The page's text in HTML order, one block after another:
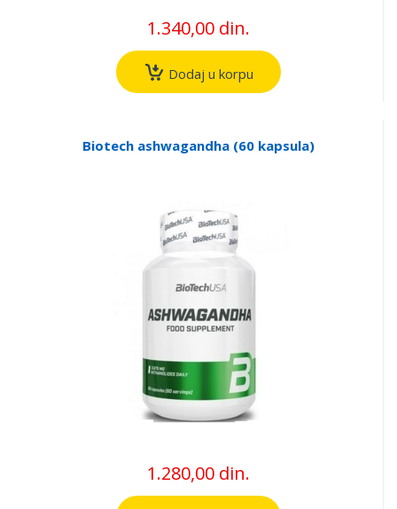
1.340,00 din.
Dodaj u korpu
Biotech ashwagandha (60 kapsula)
1.280,00 din.